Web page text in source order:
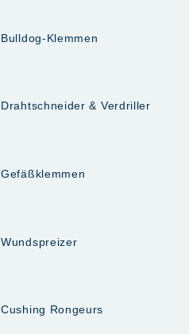
Bulldog-Klemmen
Drahtschneider & Verdriller
Gefäßklemmen
Wundspreizer
Cushing Rongeurs